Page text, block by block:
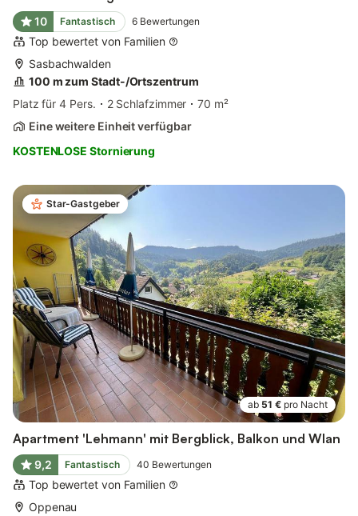
10 Fantastisch 6 Bewertungen
Top bewertet von Familien
Sasbachwalden
100 m zum Stadt-/Ortszentrum
Platz für 4 Pers.
2 Schlafzimmer
70 m²
Eine weitere Einheit verfügbar
KOSTENLOSE Stornierung
Star-Gastgeber
ab 51 € pro Nacht
Apartment 'Lehmann' mit Bergblick, Balkon und Wlan
9,2 Fantastisch 40 Bewertungen
Top bewertet von Familien
Oppenau